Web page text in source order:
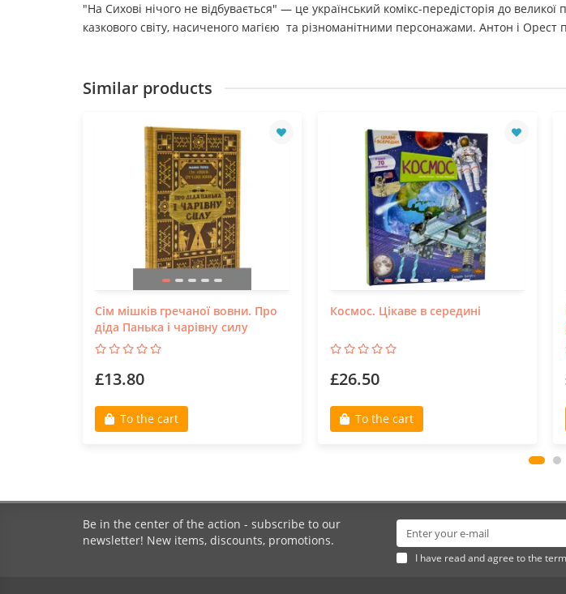
"На Сихові нічого не відбувається" — це український комікс-передісторія до
казкового світу, насиченого магією та різноманітними персонажами. Антон і
Similar products
Сім мішків гречаної вовни. Про
діда Панька і чарівну силу
£13.80
To the cart
Космос. Цікаве в середині
£26.50
To the cart
Be in the center of the action - subscribe to our
newsletter! New items, discounts, promotions.
I have read and agree to the